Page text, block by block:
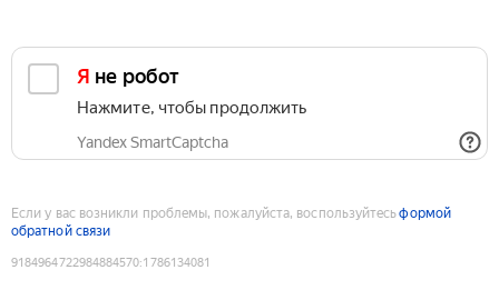
Я не робот
Нажмите, чтобы продолжить
Yandex SmartCaptcha
Если у вас возникли проблемы, пожалуйста, воспользуйтесьформой
обратной связи
9184964722984884570:1786134081